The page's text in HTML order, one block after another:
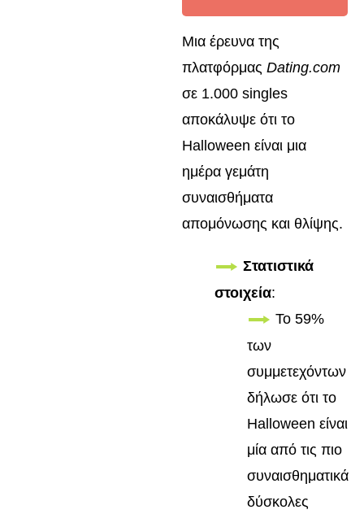
Μια έρευνα της
πλατφόρμας Dating.com
σε 1.000 singles
αποκάλυψε ότι το
Halloween είναι μια
ημέρα γεμάτη
συναισθήματα
απομόνωσης και θλίψης.
Στατιστικά
στοιχεία:
Το 59%
των
συμμετεχόντων
δήλωσε ότι το
Halloween είναι
μία από τις πιο
συναισθηματικά
δύσκολες